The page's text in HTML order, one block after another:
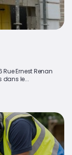
Rue Ernest Renan
dans le...